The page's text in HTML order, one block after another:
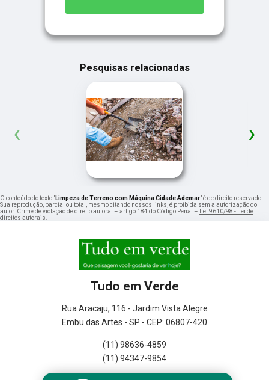
Pesquisas relacionadas
‹ ›
O conteúdo do texto "Limpeza de Terreno com Máquina Cidade Ademar" é de direito reservado.
Sua reprodução, parcial ou total, mesmo citando nossos links, é proibida sem a autorização do
autor. Crime de violação de direito autoral – artigo 184 do Código Penal – Lei 9610/98 - Lei de
direitos autorais.
Tudo em Verde
Rua Aracaju, 116 - Jardim Vista Alegre
Embu das Artes - SP - CEP: 06807-420
(11) 98636-4859
(11) 94347-9854